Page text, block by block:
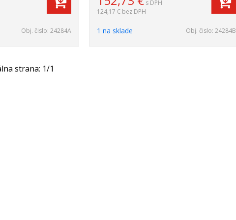
Obj. čislo:24284A
s DPH
124,17 € bez DPH
1 na sklade Obj. čislo:24284B
strana: 1/1